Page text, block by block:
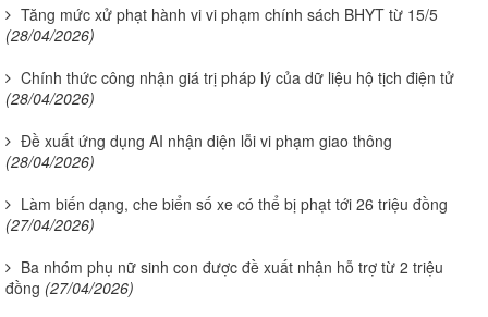
Tăng mức xử phạt hành vi vi phạm chính sách BHYT từ 15/5
(28/04/2026)
Chính thức công nhận giá trị pháp lý của dữ liệu hộ tịch điện tử
(28/04/2026)
Đề xuất ứng dụng AI nhận diện lỗi vi phạm giao thông
(28/04/2026)
Làm biến dạng, che biển số xe có thể bị phạt tới 26 triệu đồng
(27/04/2026)
Ba nhóm phụ nữ sinh con được đề xuất nhận hỗ trợ từ 2 triệu
đồng (27/04/2026)